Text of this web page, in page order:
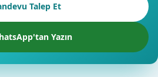
Talep Et
Yazın